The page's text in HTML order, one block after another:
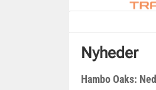
Nyheder
Hambo Oaks: